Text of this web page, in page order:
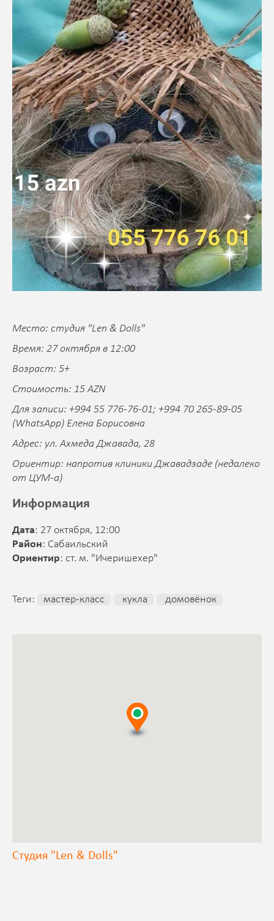
Место: студия "Len & Dolls"
Время: 27 октября в 12:00
Возраст: 5+
Стоимость: 15 AZN
Для записи: +994 55 776-76-01; +994 70 265-89-05
(WhatsApp) Елена Борисовна
Адрес: ул. Ахмеда Джавада, 28
Ориентир: напротив клиники Джавадзаде (недалеко
от ЦУМ-а)
Информация
Дата: 27 октября, 12:00
Район: Сабаильский
Ориентир: ст. м. "Ичеришехер"
Теги: мастер-класс кукла домовёнок
Студия "Len & Dolls"